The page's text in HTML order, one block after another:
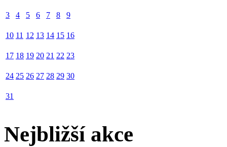
3 4 5 6 7 8 9
10 11 12 13 14 15 16
17 18 19 20 21 22 23
24 25 26 27 28 29 30
31
Nejbližší akce